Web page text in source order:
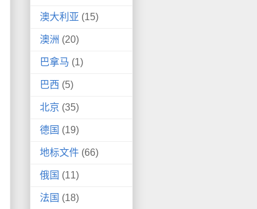
澳大利亚 (15)
澳洲 (20)
巴拿马 (1)
巴西 (5)
北京 (35)
德国 (19)
地标文件 (66)
俄国 (11)
法国 (18)